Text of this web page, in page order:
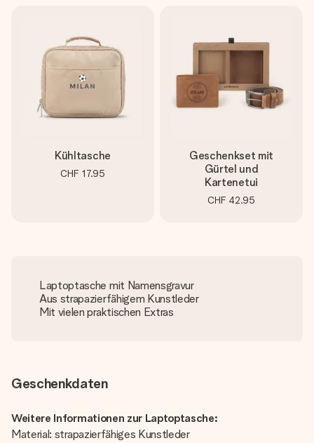
Kühltasche
CHF 17.95
Geschenkset mit
Gürtel und
Kartenetui
CHF 42.95
Laptoptasche mit Namensgravur
Aus strapazierfähigem Kunstleder
Mit vielen praktischen Extras
Geschenkdaten
Weitere Informationen zur Laptoptasche:
Material: strapazierfähiges Kunstleder